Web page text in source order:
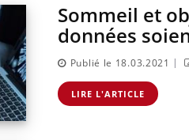
Sommeil et
données
Publié le 18.03.2021 |
LIRE L'ARTICLE